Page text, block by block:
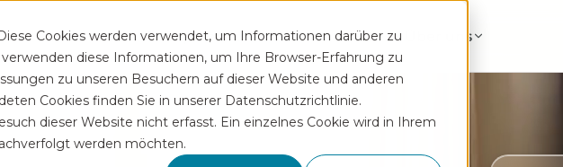
Cookies werden verwendet, um Informationen darüber zu
diese Informationen, um Ihre Browser-Erfahrung zu
zu unseren Besuchern auf dieser Website und anderen
Cookies finden Sie in unserer Datenschutzrichtlinie.
dieser Website nicht erfasst. Ein einzelnes Cookie wird in Ihrem
werden möchten.
Funktionen Rezeptservice Wissen Hilfe Über uns